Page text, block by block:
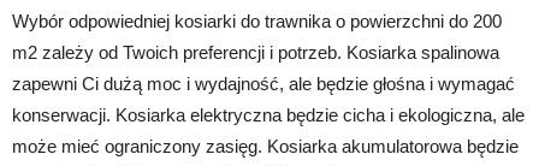
Wybór odpowiedniej kosiarki do trawnika o powierzchni do 200
m2 zależy od Twoich preferencji i potrzeb. Kosiarka spalinowa
zapewni Ci dużą moc i wydajność, ale będzie głośna i wymagać
konserwacji. Kosiarka elektryczna będzie cicha i ekologiczna, ale
może mieć ograniczony zasięg. Kosiarka akumulatorowa będzie